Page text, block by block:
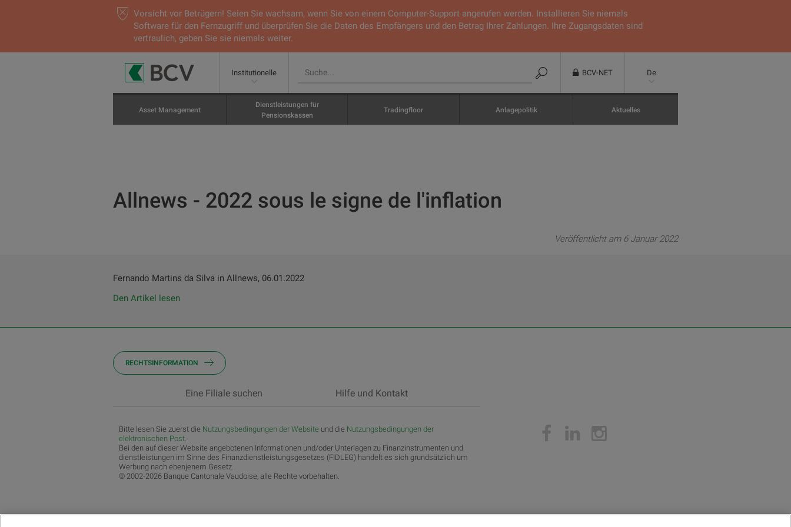
Vorsicht vor Betrügern! Seien Sie wachsam, wenn Sie von einem Computer-Support angerufen werden. Installieren Sie niemals
Software für den Fernzugriff und überprüfen Sie die Daten des Empfängers und den Betrag Ihrer Zahlungen. Ihre Zugangsdaten sind
vertraulich, geben Sie sie niemals weiter.
Institutionelle BCV-NET De
Asset Management
Dienstleistungen für
Pensionskassen
Tradingfloor Anlagepolitik Aktuelles
Allnews - 2022 sous le signe de l'inflation
Veröffentlicht am 6 Januar 2022
Fernando Martins da Silva in Allnews, 06.01.2022
Den Artikel lesen
RECHTSINFORMATION
Eine Filiale suchen Hilfe und Kontakt
Bitte lesen Sie zuerst die Nutzungsbedingungen der Website und die Nutzungsbedingungen der
elektronischen Post.
Bei den auf dieser Website angebotenen Informationen und/oder Unterlagen zu Finanzinstrumenten und
dienstleistungen im Sinne des Finanzdienstleistungsgesetzes (FIDLEG) handelt es sich grundsätzlich um
Werbung nach ebenjenem Gesetz.
© 2002-2026 Banque Cantonale Vaudoise, alle Rechte vorbehalten.